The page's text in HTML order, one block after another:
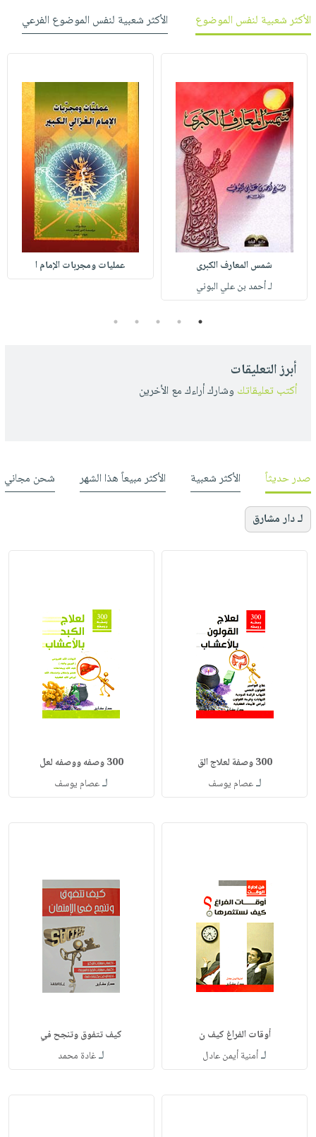
الأكثر شعبية لنفس الموضوع الأكثر شعبية لنفس الموضوع الفرعي
شمس المعارف الكبرى
لـ أحمد بن علي البوني
عمليات ومجربات الإمام ا
1
2
3
4
5
أبرز التعليقات
أكتب تعليقاتك وشارك أراءك مع الأخرين
صدر حديثاً الأكثر شعبية الأكثر مبيعاً هذا الشهر شحن مجاني
لـ دار مشارق
300 وصفة لعلاج الق
لـعصام يوسف
300 وصفه ووصفه لعل
لـعصام يوسف
أوقات الفراغ كيف ن
لـأمنية أيمن عادل
كيف تتفوق وتنجح في
لـغادة محمد